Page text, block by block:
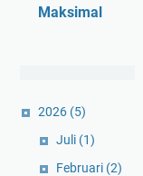
Maksimal
2026 (5)
Juli (1)
Februari (2)